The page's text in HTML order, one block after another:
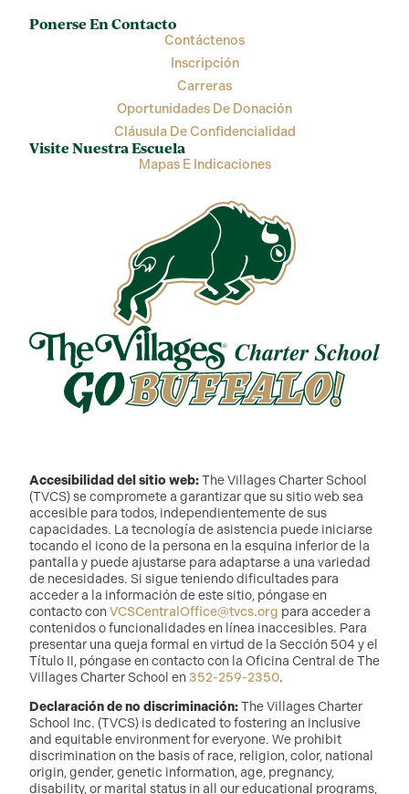
Ponerse En Contacto
Contáctenos
Inscripción
Carreras
Oportunidades De Donación
Cláusula De Confidencialidad
Visite Nuestra Escuela
Mapas E Indicaciones
Accesibilidad del sitio web:The Villages Charter School
(TVCS) se compromete a garantizar que su sitio web sea
accesible para todos, independientemente de sus
capacidades. La tecnología de asistencia puede iniciarse
tocando el icono de la persona en la esquina inferior de la
pantalla y puede ajustarse para adaptarse a una variedad
de necesidades. Si sigue teniendo dificultades para
acceder a la información de este sitio, póngase en
contacto con VCSCentralOffice@tvcs.org para acceder a
contenidos o funcionalidades en línea inaccesibles. Para
presentar una queja formal en virtud de la Sección 504 y el
Título II, póngase en contacto con la Oficina Central de The
Villages Charter School en 352-259-2350.
Declaración de no discriminación:The Villages Charter
School Inc. (TVCS) is dedicated to fostering an inclusive
and equitable environment for everyone. We prohibit
discrimination on the basis of race, religion, color, national
origin, gender, genetic information, age, pregnancy,
disability, or marital status in all our educational programs,